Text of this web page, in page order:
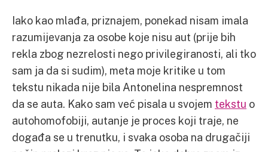
Iako kao mlađa, priznajem, ponekad nisam imala
razumijevanja za osobe koje nisu aut (prije bih
rekla zbog nezrelosti nego privilegiranosti, ali tko
sam ja da si sudim), meta moje kritike u tom
tekstu nikada nije bila Antonelina nespremnost
da se auta. Kako sam već pisala u svojem tekstu o
autohomofobiji, autanje je proces koji traje, ne
događa se u trenutku, i svaka osoba na drugačiji